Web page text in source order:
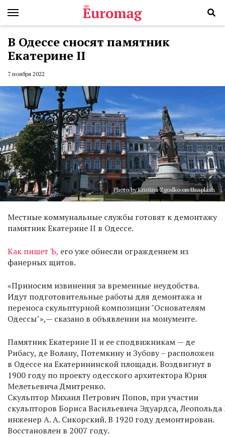
В Одессе сносят памятник
Екатерине II
7 ноября 2022
Photo by Kristina Zgodko on Unsplash
Местные коммунальные службы готовят к демонтажу
памятник Екатерине II в Одессе.
Как пишет Ъ, его уже обнесли ограждением из
фанерных щитов.
«Приносим извинения за временные неудобства.
Идут подготовительные работы для демонтажа и
переноса скульптурной композиции "Основателям
Одессы"»,— сказано в объявлении на монументе.
Памятник Екатерине II и ее сподвижникам — де
Рибасу, де Волану, Потемкину и Зубову – расположен
в Одессе на Екатерининской площади. Воздвигнут в
1900 году по проекту одесского архитектора Юрия
Мелетьевича Дмитренко.
Скульптор Михаил Петрович Попов, при участии
скульпторов Бориса Васильевича Эдуардса,
инженер А. А. Сикорский. В 1920 году демонтирован.
Восстановлен в 2007 году.